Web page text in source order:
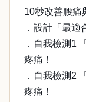
10秒改善腰痛
．設計「最適
．自我檢測1
疼痛！
．自我檢測2
疼痛！